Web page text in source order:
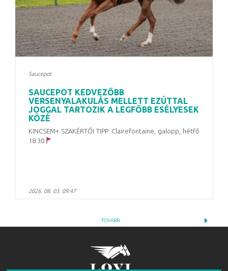
Saucepot
SAUCEPOT KEDVEZŐBB
VERSENYALAKULÁS MELLETT EZÚTTAL
JOGGAL TARTOZIK A LEGFŐBB ESÉLYESEK
KÖZÉ
KINCSEM+ SZAKÉRTŐI TIPP: Clairefontaine, galopp, hétfő
18:30
2026. 08. 03. 09:47
TOVÁBB